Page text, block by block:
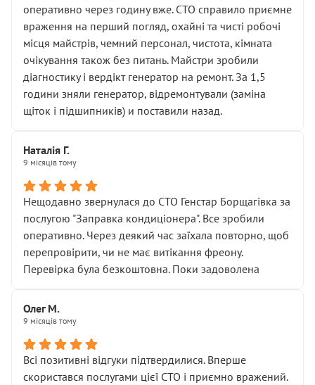
оперативно через годину вже. СТО справило приємне
враження на перший погляд, охайні та чисті робочі
місця майстрів, чемний персонал, чистота, кімната
очікування також без питань. Майстри зробили
діагностику і вердікт генератор на ремонт. За 1,5
години зняли генератор, відремонтували (заміна
щіток і підшипників) и поставили назад.
Наталія Г.
9 місяців тому
Нещодавно звернулася до СТО Генстар Борщагівка за
послугою "Заправка кондиціонера". Все зробили
оперативно. Через деякий час заїхала повторно, щоб
перепровірити, чи не має витікання фреону.
Перевірка була безкоштовна. Поки задоволена
Олег М.
9 місяців тому
Всі позитивні відгуки підтвердилися. Вперше
скористався послугами цієї СТО і приємно вражений.